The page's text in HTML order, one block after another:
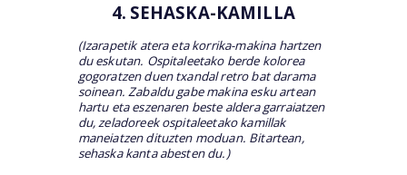
4. SEHASKA-KAMILLA
(Izarapetik atera eta korrika-makina hartzen
du eskutan. Ospitaleetako berde kolorea
gogoratzen duen txandal retro bat darama
soinean. Zabaldu gabe makina esku artean
hartu eta eszenaren beste aldera garraiatzen
du, zeladoreek ospitaleetako kamillak
maneiatzen dituzten moduan. Bitartean,
sehaska kanta abesten du.)